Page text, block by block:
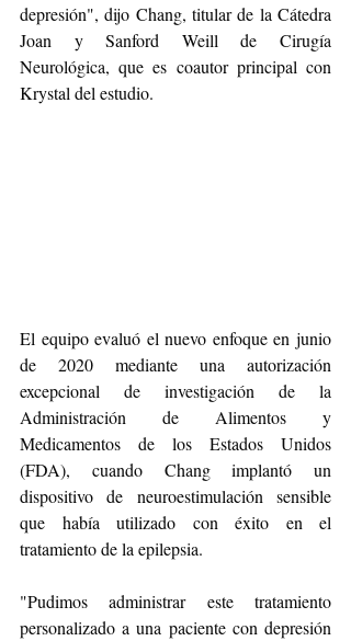
depresión", dijo Chang, titular de la Cátedra
Joan y Sanford Weill de Cirugía
Neurológica, que es coautor principal con
Krystal del estudio.
El equipo evaluó el nuevo enfoque en junio
de 2020 mediante una autorización
excepcional de investigación de la
Administración de Alimentos y
Medicamentos de los Estados Unidos
(FDA), cuando Chang implantó un
dispositivo de neuroestimulación sensible
que había utilizado con éxito en el
tratamiento de la epilepsia.
"Pudimos administrar este tratamiento
personalizado a una paciente con depresión